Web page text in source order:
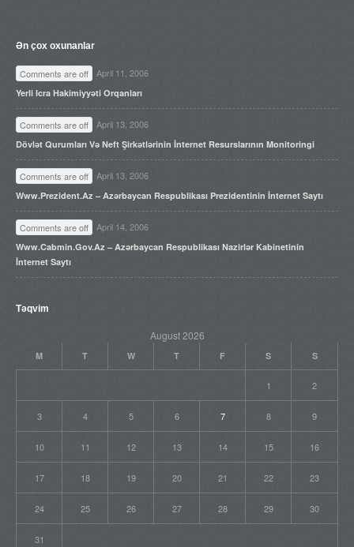
Ən çox oxunanlar
Comments are off April 11, 2006
Yerli Icra Hakimiyyəti Orqanları
Comments are off April 13, 2006
Dövlət Qurumları Və Neft Şirkətlərinin İnternet Resurslarının Monitoringi
Comments are off April 13, 2006
Www.prezident.az – Azərbaycan Respublikası Prezidentinin İnternet Saytı
Comments are off April 14, 2006
Www.cabmin.gov.az – Azərbaycan Respublikası Nazirlər Kabinetinin
İnternet Saytı
Təqvim
August 2026
M T W T F S S
1 2
3 4 5 6 7 8 9
10 11 12 13 14 15 16
17 18 19 20 21 22 23
24 25 26 27 28 29 30
31